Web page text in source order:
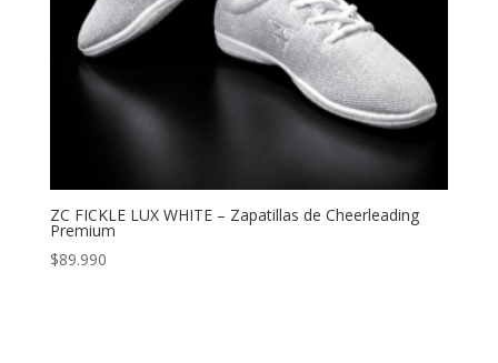
ZC FICKLE LUX WHITE – Zapatillas de Cheerleading
Premium
$89.990